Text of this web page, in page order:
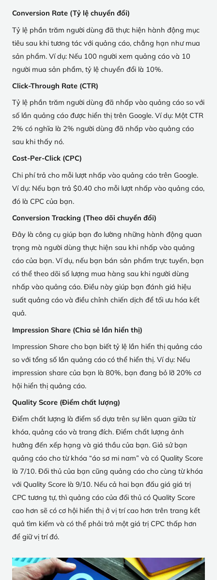
Conversion Rate (Tỷ lệ chuyển đổi)
Tỷ lệ phần trăm người dùng đã thực hiện hành động mục
tiêu sau khi tương tác với quảng cáo, chẳng hạn như mua
sản phẩm. Ví dụ: Nếu 100 người xem quảng cáo và 10
người mua sản phẩm, tỷ lệ chuyển đổi là 10%.
Click-Through Rate (CTR)
Tỷ lệ phần trăm người dùng đã nhấp vào quảng cáo so với
số lần quảng cáo được hiển thị trên Google. Ví dụ: Một CTR
2% có nghĩa là 2% người dùng đã nhấp vào quảng cáo
sau khi thấy nó.
Cost-Per-Click (CPC)
Chi phí trả cho mỗi lượt nhấp vào quảng cáo trên Google.
Ví dụ: Nếu bạn trả $0.40 cho mỗi lượt nhấp vào quảng cáo,
đó là CPC của bạn.
Conversion Tracking (Theo dõi chuyển đổi)
Đây là công cụ giúp bạn đo lường những hành động quan
trọng mà người dùng thực hiện sau khi nhấp vào quảng
cáo của bạn. Ví dụ, nếu bạn bán sản phẩm trực tuyến, bạn
có thể theo dõi số lượng mua hàng sau khi người dùng
nhấp vào quảng cáo. Điều này giúp bạn đánh giá hiệu
suất quảng cáo và điều chỉnh chiến dịch để tối ưu hóa kết
quả.
Impression Share (Chia sẻ lần hiển thị)
Impression Share cho bạn biết tỷ lệ lần hiển thị quảng cáo
so với tổng số lần quảng cáo có thể hiển thị. Ví dụ: Nếu
impression share của bạn là 80%, bạn đang bỏ lỡ 20% cơ
hội hiển thị quảng cáo.
Quality Score (Điểm chất lượng)
Điểm chất lượng là điểm số dựa trên sự liên quan giữa từ
khóa, quảng cáo và trang đích. Điểm chất lượng ảnh
hưởng đến xếp hạng và giá thầu của bạn. Giả sử bạn
quảng cáo cho từ khóa “áo sơ mi nam” và có Quality Score
là 7/10. Đối thủ của bạn cũng quảng cáo cho cùng từ khóa
với Quality Score là 9/10. Nếu cả hai bạn đấu giá giá trị
CPC tương tự, thì quảng cáo của đối thủ có Quality Score
cao hơn sẽ có cơ hội hiển thị ở vị trí cao hơn trên trang kết
quả tìm kiếm và có thể phải trả một giá trị CPC thấp hơn
để giữ vị trí đó.